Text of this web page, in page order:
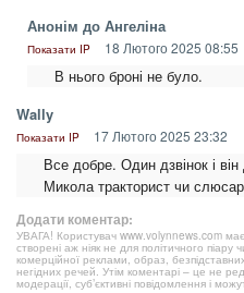
Анонім до Ангеліна
Показати IP 18 Лютого 2025 08:55
В нього броні не було.
Wally
Показати IP 17 Лютого 2025 23:32
Все добре. Один дзвінок і
Микола тракторист чи
Додати коментар:
УВАГА! Користувач www.volynnews.com
створені аж ніяк не для політичного піару
комерційної реклами, образ,
негідних речей. Утім коментарі – це не
модерації, суб’єктивні повідомлення і